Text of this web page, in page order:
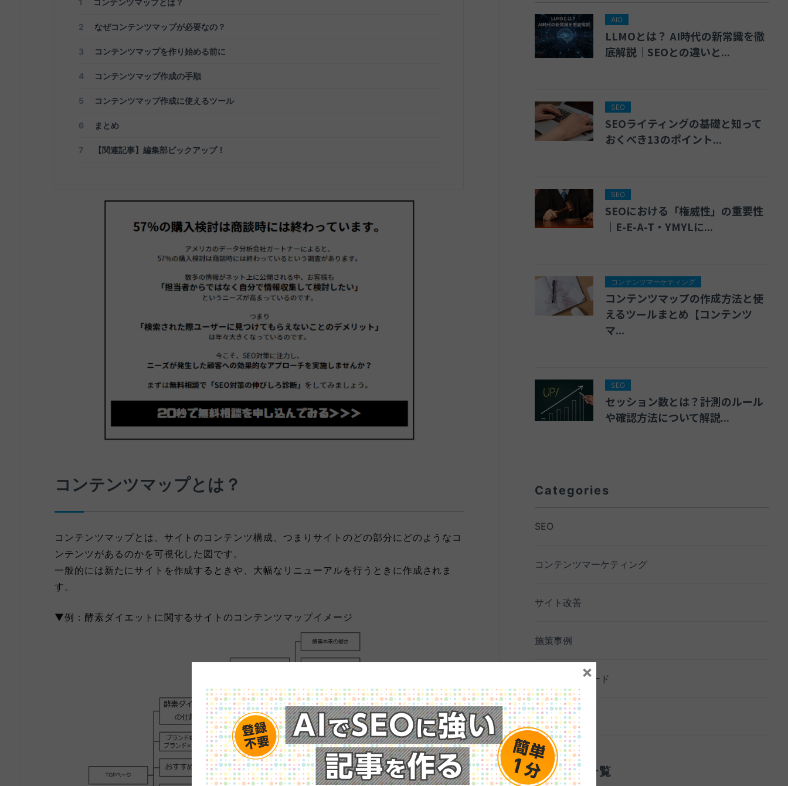
1 コンテンツマップとは？
2 なぜコンテンツマップが必要なの？
3 コンテンツマップを作り始める前に
4 コンテンツマップ作成の手順
5 コンテンツマップ作成に使えるツール
6 まとめ
7 【関連記事】編集部ピックアップ！
コンテンツマップとは？
コンテンツマップとは、サイトのコンテンツ構成、つまりサイトのどの部分にどのようなコ
ンテンツがあるのかを可視化した図です。
一般的には新たにサイトを作成するときや、大幅なリニューアルを行うときに作成されま
す。
▼例：酵素ダイエットに関するサイトのコンテンツマップイメージ
AIO
LLMOとは？ AI時代の新常識を徹
底解説｜SEOとの違いと...
SEO
SEOライティングの基礎と知って
おくべき13のポイント...
SEO
SEOにおける「権威性」の重要性
｜E-E-A-T・YMYLに...
コンテンツマーケティング
コンテンツマップの作成方法と使
えるツールまとめ【コンテンツ
マ...
SEO
セッション数とは？計測のルール
や確認方法について解説...
Categories
SEO
コンテンツマーケティング
サイト改善
施策事例
資料ダウンロード
セミナー
サービス一覧
×